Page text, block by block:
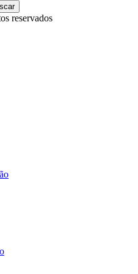
reservados